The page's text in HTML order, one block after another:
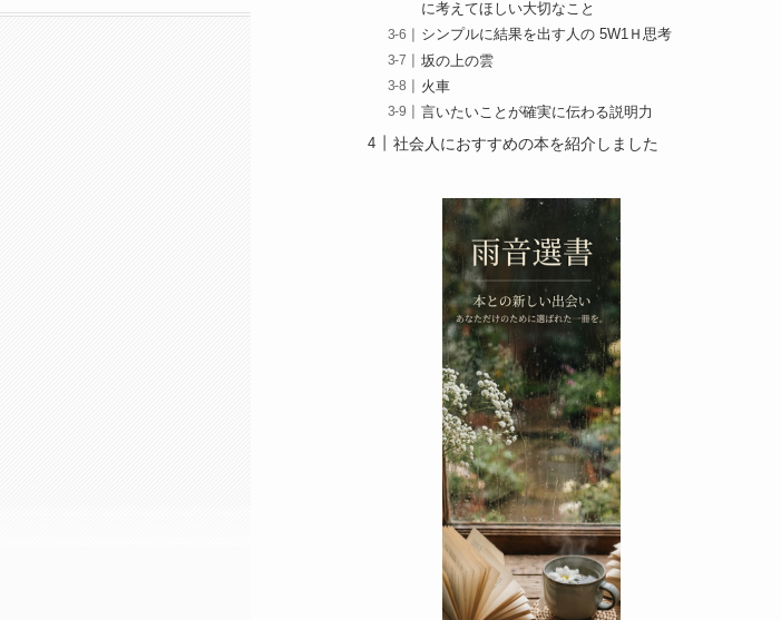
に考えてほしい大切なこと
シンプルに結果を出す人の 5W1Ｈ思考
坂の上の雲
火車
言いたいことが確実に伝わる説明力
社会人におすすめの本を紹介しました